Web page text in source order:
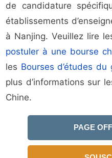
de candidature
établissements
à Nanjing. Veuillez lire
postuler à une bourse
les Bourses d’études
plus d’informations sur
Chine.
PAGE